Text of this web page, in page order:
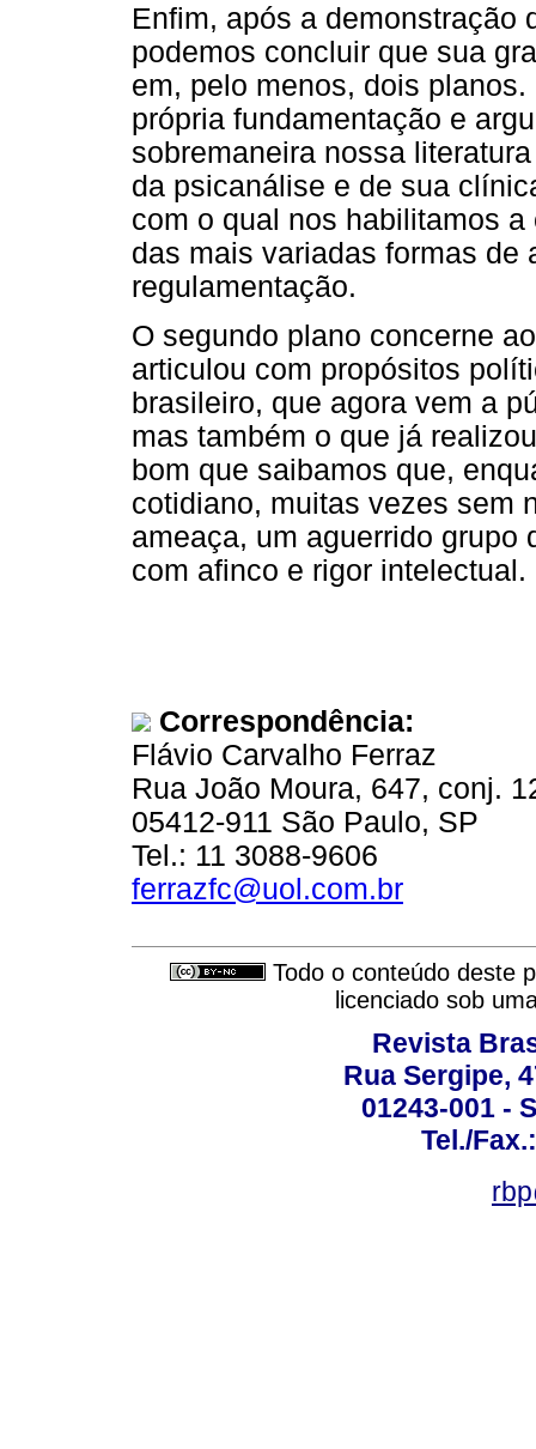
Enfim, após a demonstração
podemos concluir que sua
em, pelo menos, dois
própria fundamentação e
sobremaneira nossa
da psicanálise e de sua
com o qual nos habilitamos
das mais variadas formas de
regulamentação.
O segundo plano concerne
articulou com propósitos
brasileiro, que agora vem a
mas também o que já
bom que saibamos que,
cotidiano, muitas vezes sem
ameaça, um aguerrido grupo
com afinco e rigor intelectual.
Correspondência:
Flávio Carvalho Ferraz
Rua João Moura, 647, conj.
05412-911 São Paulo, SP
Tel.: 11 3088-9606
ferrazfc@uol.com.br
Todo o conteúdo deste
licenciado sob
Revista
Rua Sergipe,
01243-001 -
Tel./